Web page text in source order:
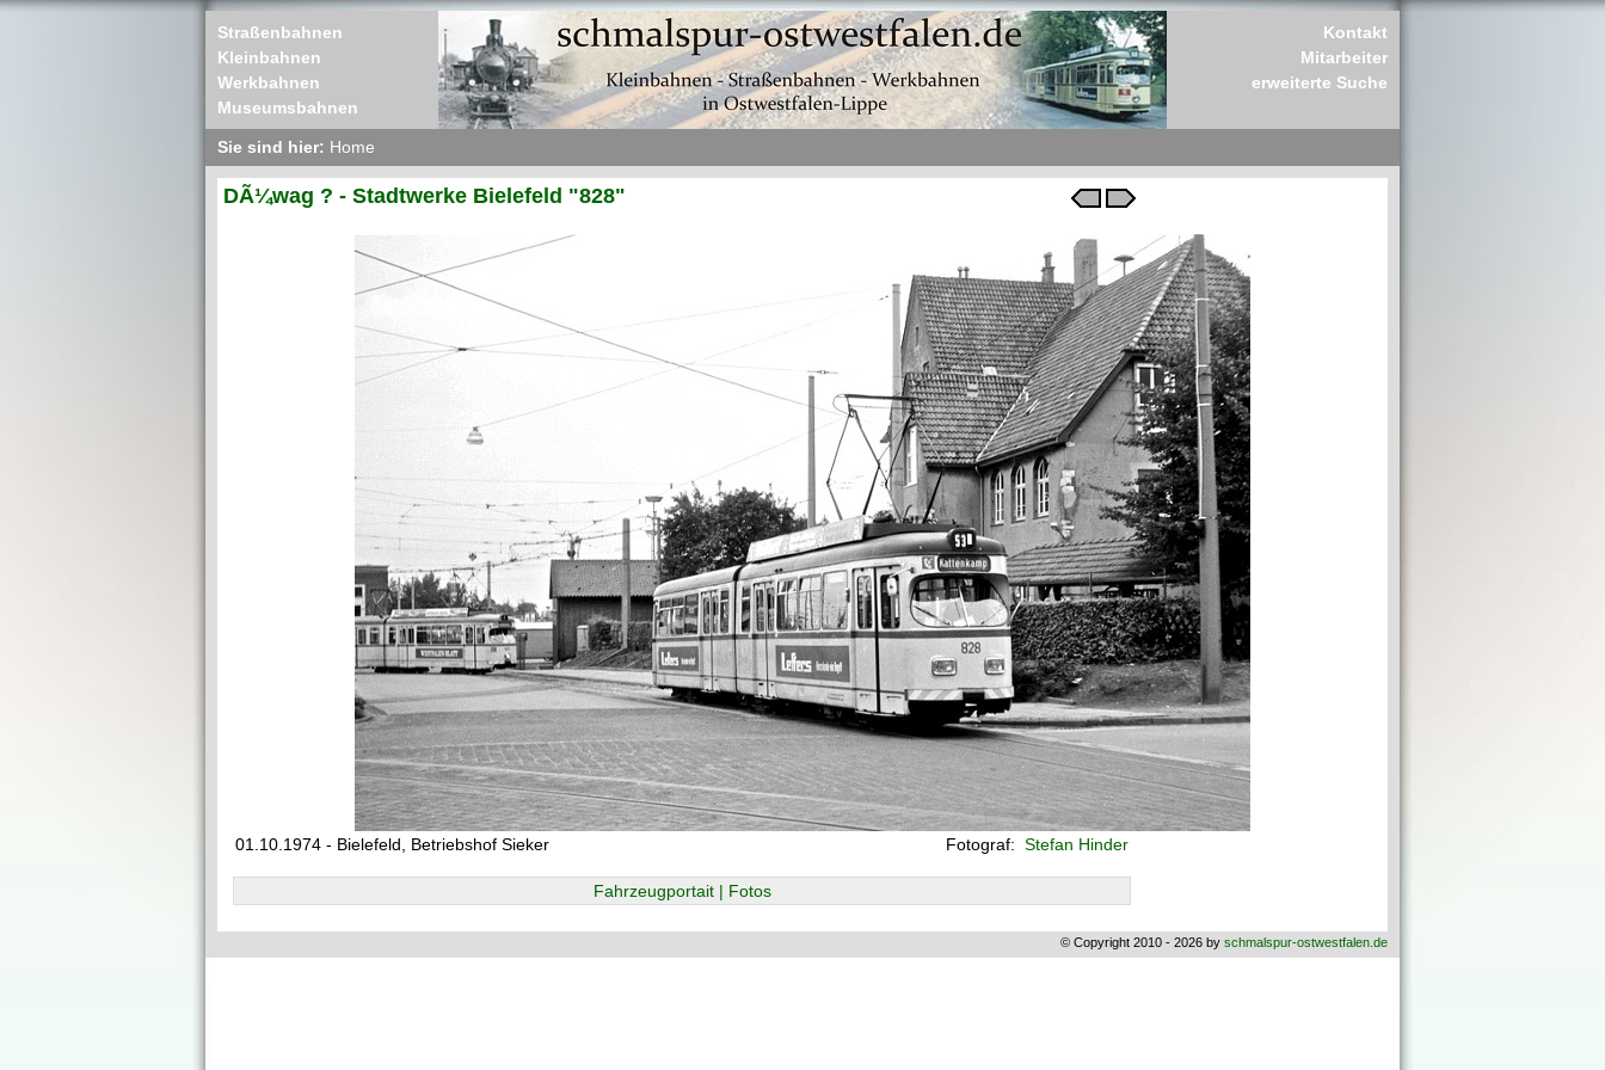
Straßenbahnen
Kleinbahnen
Werkbahnen
Museumsbahnen
Kontakt
Mitarbeiter
erweiterte Suche
Sie sind hier: Home
DÃ¼wag ? - Stadtwerke Bielefeld "828"
01.10.1974 - Bielefeld, Betriebshof Sieker Fotograf: Stefan Hinder
Fahrzeugportait | Fotos
© Copyright 2010 - 2026 by schmalspur-ostwestfalen.de